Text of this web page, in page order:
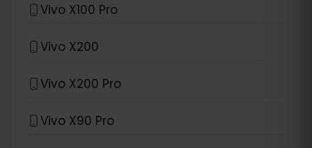
Vivo X100 Pro
Vivo X200
Vivo X200 Pro
Vivo X90 Pro